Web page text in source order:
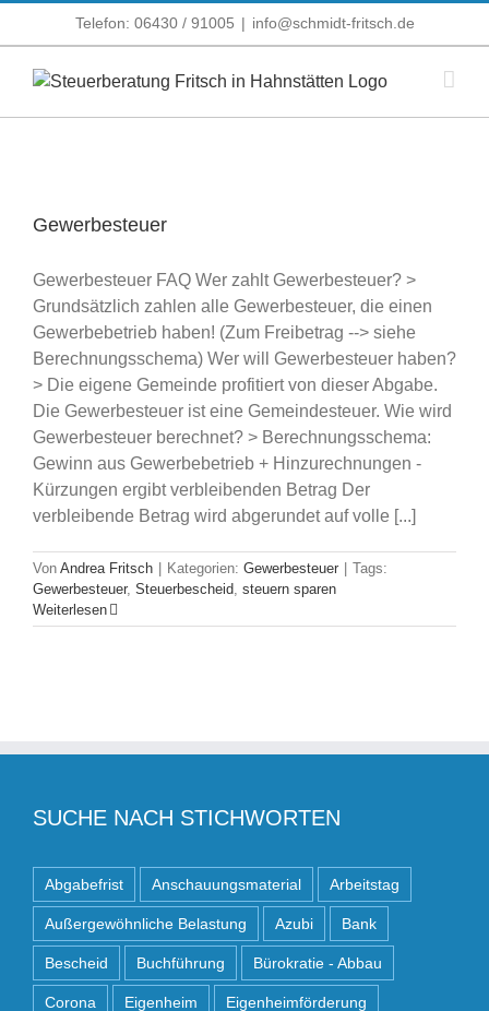
Telefon: 06430 / 91005 | info@schmidt-fritsch.de
Gewerbesteuer
Gewerbesteuer FAQ Wer zahlt Gewerbesteuer? >
Grundsätzlich zahlen alle Gewerbesteuer, die einen
Gewerbebetrieb haben! (Zum Freibetrag --> siehe
Berechnungsschema) Wer will Gewerbesteuer haben?
> Die eigene Gemeinde profitiert von dieser Abgabe.
Die Gewerbesteuer ist eine Gemeindesteuer. Wie wird
Gewerbesteuer berechnet? > Berechnungsschema:
Gewinn aus Gewerbebetrieb + Hinzurechnungen -
Kürzungen ergibt verbleibenden Betrag Der
verbleibende Betrag wird abgerundet auf volle [...]
Von Andrea Fritsch Kategorien: Gewerbesteuer
Tags:
Gewerbesteuer, Steuerbescheid steuern sparen
Weiterlesen
SUCHE NACH STICHWORTEN
Abgabefrist Anschauungsmaterial Arbeitstag
Außergewöhnliche Belastung Azubi Bank
Bescheid Buchführung Bürokratie - Abbau
Corona Eigenheim Eigenheimförderung